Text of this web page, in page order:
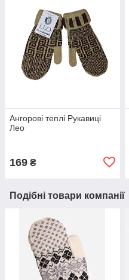
Ангорові теплі Рукавиці
Лео
169 ₴
Подібні товари компанії